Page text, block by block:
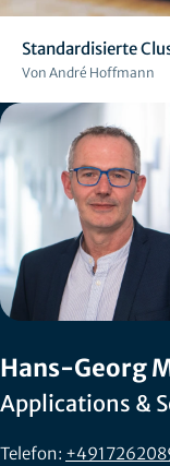
Standardisierte
Von André Hoffmann
Hans-Georg
Applications &
Telefon: